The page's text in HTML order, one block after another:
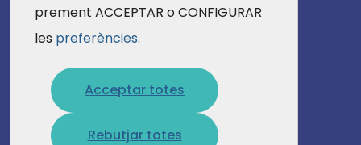
prement ACCEPTAR o CONFIGURAR
les preferències.
Acceptar totes
Rebutjar totes
Ens pots trobar a ...
Carrer de Craywinckel, 12
08022 – Barcelona